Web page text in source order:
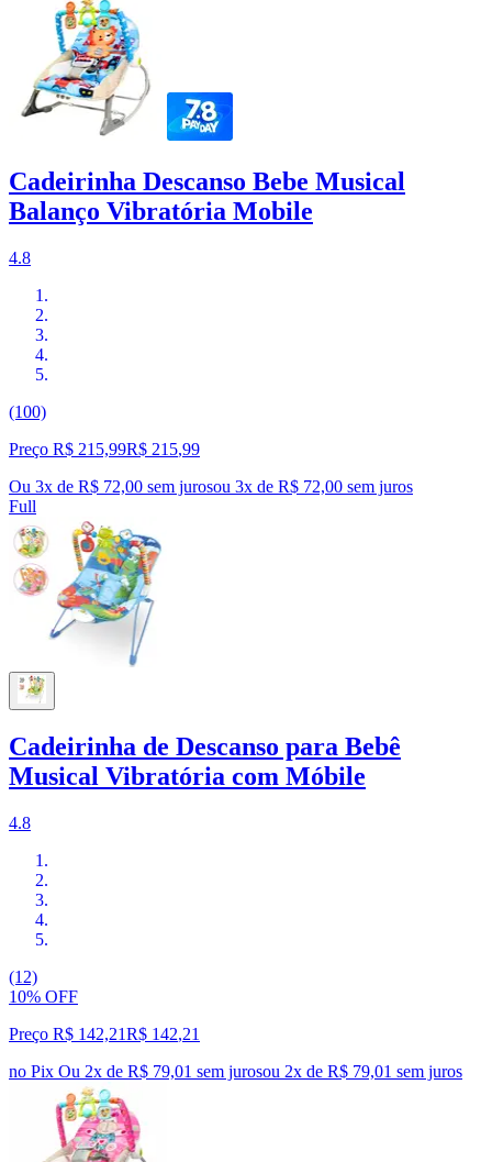
Cadeirinha Descanso Bebe Musical
Balanço Vibratória Mobile
4.8
(100)
Preço R$ 215,99R$ 215,99
Ou 3x de R$ 72,00 sem jurosou 3x de R$ 72,00 sem juros
Full
Cadeirinha de Descanso para Bebê
Musical Vibratória com Móbile
4.8
(12)
10% OFF
Preço R$ 142,21R$ 142,21
no Pix Ou 2x de R$ 79,01 sem jurosou 2x de R$ 79,01 sem juros